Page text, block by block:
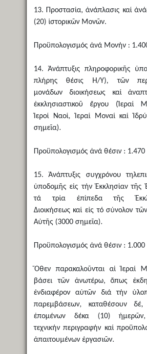
13. Προστασία, ἀνάπλασις καί
(20) ἱστορικῶν Μονῶν.
Προϋπολογισμός ἀνά Μονήν :
14. Ἀνάπτυξις πληροφορικῆς
πλήρης θέσις Η/Υ), τῶν
μονάδων διοικήσεως καί
ἐκκλησιαστικοῦ ἔργου (Ἱεραί
Ἱεροί Ναοί, Ἱεραί Μοναί καί
σημεῖα).
Προϋπολογισμός ἀνά θέσιν :
15. Ἀνάπτυξις συγχρόνου
ὑποδομῆς εἰς τήν Ἐκκλησίαν τῆς
τά τρία ἐπίπεδα τῆς
Διοικήσεως καί εἰς τό σύνολον
Αὐτῆς (3000 σημεῖα).
Προϋπολογισμός ἀνά θέσιν :
Ὅθεν παρακαλοῦνται αἱ Ἱεραί
βάσει τῶν ἀνωτέρω, ὅπως
ἐνδιαφέρον αὐτῶν διά τήν
παρεμβάσεων, καταθέσουν
ἑπομένων δέκα (10) ἡμερῶν,
τεχνικήν περιγραφήν καί
ἀπαιτουμένων ἐργασιῶν.